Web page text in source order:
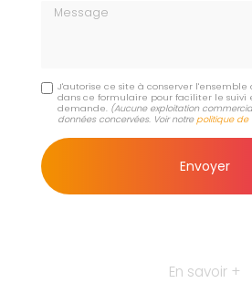
Message
J'autorise ce site à conserver l'ensemble
dans ce formulaire pour faciliter le
demande. (Aucune exploitation
données concervées. Voir notrepolitique de
En savoir +